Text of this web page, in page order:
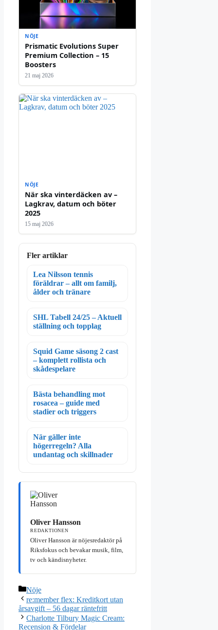
NÖJE
Prismatic Evolutions Super
Premium Collection – 15
Boosters
21 maj 2026
NÖJE
När ska vinterdäcken av –
Lagkrav, datum och böter
2025
15 maj 2026
Fler artiklar
Lea Nilsson tennis
föräldrar – allt om familj,
ålder och tränare
SHL Tabell 24/25 – Aktuell
ställning och topplag
Squid Game säsong 2 cast
– komplett rollista och
skådespelare
Bästa behandling mot
rosacea – guide med
stadier och triggers
När gäller inte
högerregeln? Alla
undantag och skillnader
Oliver Hansson
REDAKTIONEN
Oliver Hansson är nöjesredaktör på
Riksfokus och bevakar musik, film,
tv och kändisnyheter.
Kategorier
Nöje
re:member flex: Kreditkort utan
årsavgift – 56 dagar räntefritt
Charlotte Tilbury Magic Cream:
Recension & Fördelar